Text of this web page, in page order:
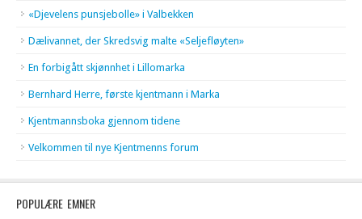
«Djevelens punsjebolle» i Valbekken
Dælivannet, der Skredsvig malte «Seljefløyten»
En forbigått skjønnhet i Lillomarka
Bernhard Herre, første kjentmann i Marka
Kjentmannsboka gjennom tidene
Velkommen til nye Kjentmenns forum
POPULÆRE EMNER